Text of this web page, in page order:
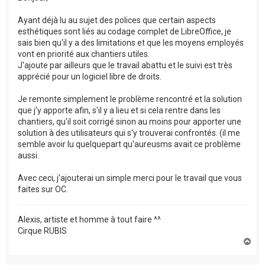
Ayant déjà lu au sujet des polices que certain aspects
esthétiques sont liés au codage complet de LibreOffice, je
sais bien qu'il y a des limitations et que les moyens employés
vont en priorité aux chantiers utiles.
J'ajoute par ailleurs que le travail abattu et le suivi est très
apprécié pour un logiciel libre de droits.
Je remonte simplement le problème rencontré et la solution
que j'y apporte afin, s'il y a lieu et si cela rentre dans les
chantiers, qu'il soit corrigé sinon au moins pour apporter une
solution à des utilisateurs qui s'y trouverai confrontés. (il me
semble avoir lu quelquepart qu'aureusms avait ce problème
aussi.
Avec ceci, j'ajouterai un simple merci pour le travail que vous
faites sur OC.
Alexis, artiste et homme à tout faire ^^
Cirque RUBIS